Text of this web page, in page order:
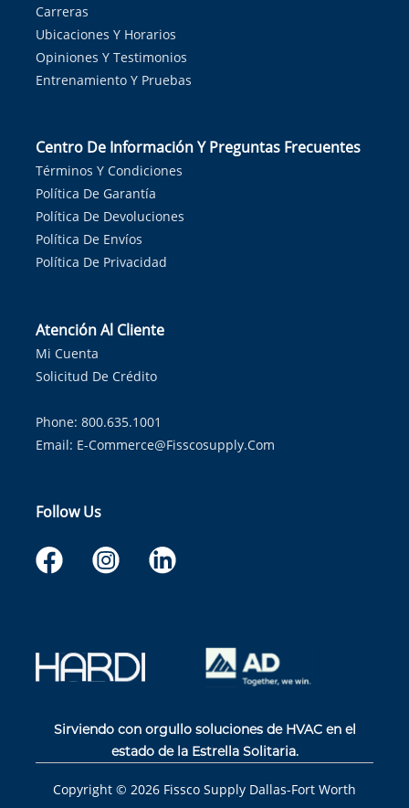
Carreras
Ubicaciones Y Horarios
Opiniones Y Testimonios
Entrenamiento Y Pruebas
Centro De Información Y Preguntas Frecuentes
Términos Y Condiciones
Política De Garantía
Política De Devoluciones
Política De Envíos
Política De Privacidad
Atención Al Cliente
Mi Cuenta
Solicitud De Crédito
Phone: 800.635.1001
Email: E-Commerce@fisscosupply.com
Follow Us
Sirviendo con orgullo soluciones de HVAC en el
estado de la Estrella Solitaria.
Copyright © 2026 Fissco Supply Dallas-Fort Worth